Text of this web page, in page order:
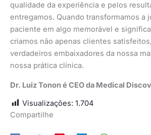
qualidade da experiência e pelos
entregamos. Quando transformamos a
paciente em algo memorável e
criamos não apenas clientes
verdadeiros embaixadores da nossa
nossa prática clínica.
Dr. Luiz Tonon é CEO da Medical
Visualizações: 1.704
Compartilhe